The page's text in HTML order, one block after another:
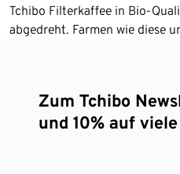
Tchibo Filterkaffee in Bio-
abgedreht. Farmen wie diese
Zum Tchibo
und 10% auf